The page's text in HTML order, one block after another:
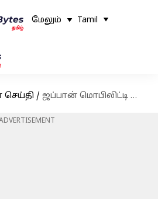
மேலும் Tamil
/ ஜப்பான் மொபிலிட்டி ஷோவில் அறிமுகமானது மாருதி சுஸூகியின் 'நான்காம் தலைமுறை ஸ்விப்ட்'